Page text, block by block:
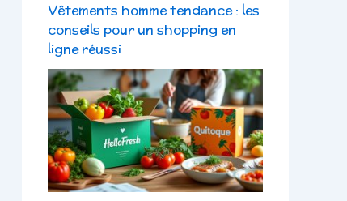
Vêtements homme tendance : les
conseils pour un shopping en
ligne réussi